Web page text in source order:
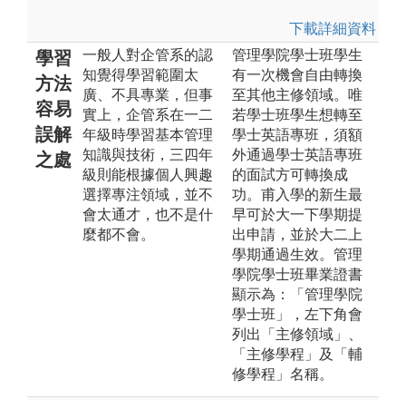
下載詳細資料
學習
方法
容易
誤解
之處
一般人對企管系的認
知覺得學習範圍太
廣、不具專業，但事
實上，企管系在一二
年級時學習基本管理
知識與技術，三四年
級則能根據個人興趣
選擇專注領域，並不
會太通才，也不是什
麼都不會。
管理學院學士班學生
有一次機會自由轉換
至其他主修領域。唯
若學士班學生想轉至
學士英語專班，須額
外通過學士英語專班
的面試方可轉換成
功。甫入學的新生最
早可於大一下學期提
出申請，並於大二上
學期通過生效。管理
學院學士班畢業證書
顯示為：「管理學院
學士班」，左下角會
列出「主修領域」、
「主修學程」及「輔
修學程」名稱。